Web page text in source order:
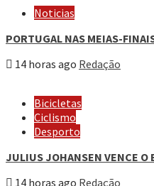
Noticias
PORTUGAL NAS MEIAS-
14 horas ago Redação
Bicicletas
Ciclismo
Desporto
JULIUS JOHANSEN VENCE O
14 horas ago Redação